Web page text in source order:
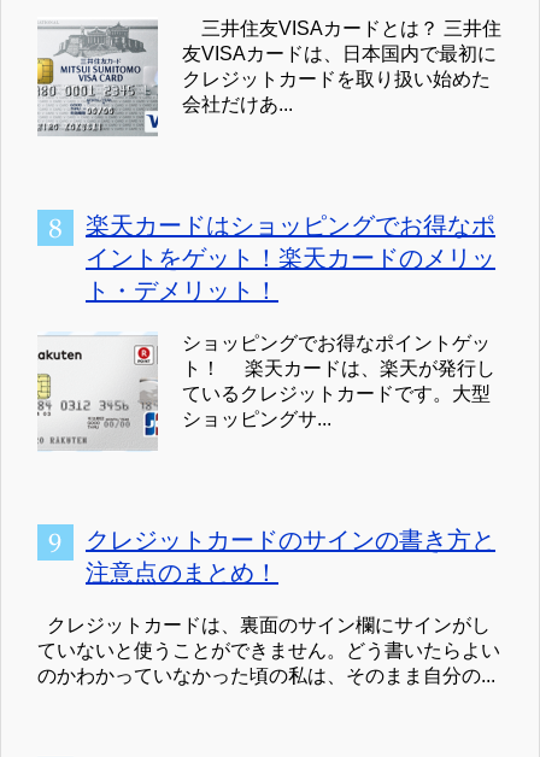
三井住友VISAカードとは？ 三井住
友VISAカードは、日本国内で最初に
クレジットカードを取り扱い始めた
会社だけあ...
楽天カードはショッピングでお得なポ
イントをゲット！楽天カードのメリッ
ト・デメリット！
ショッピングでお得なポイントゲッ
ト！ 楽天カードは、楽天が発行し
ているクレジットカードです。大型
ショッピングサ...
クレジットカードのサインの書き方と
注意点のまとめ！
クレジットカードは、裏面のサイン欄にサインがし
ていないと使うことができません。どう書いたらよい
のかわかっていなかった頃の私は、そのまま自分の...